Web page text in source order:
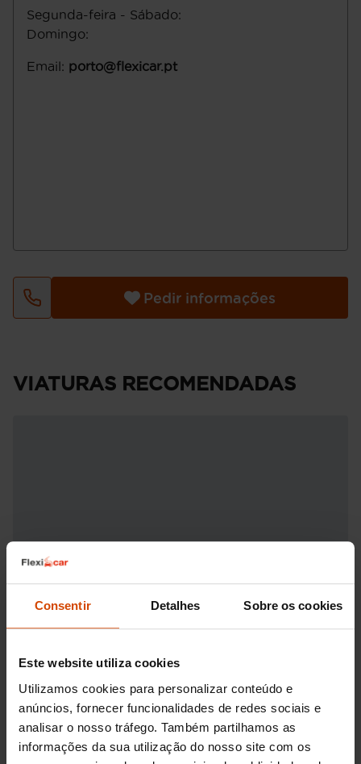
Consentir Detalhes Sobre os cookies
Este website utiliza cookies
Utilizamos cookies para personalizar conteúdo e
anúncios, fornecer funcionalidades de redes sociais e
analisar o nosso tráfego. Também partilhamos as
informações da sua utilização do nosso site com os
Segunda-feira - Sábado:
Domingo:
Email: porto@flexicar.pt
Pedir informações
VIATURAS RECOMENDADAS